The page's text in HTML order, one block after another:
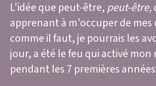
L'idée que peut-être, peut-être,
apprenant à m'occuper de mes
comme il faut, je pourrais les
jour, a été le feu qui activé
pendant les 7 premières